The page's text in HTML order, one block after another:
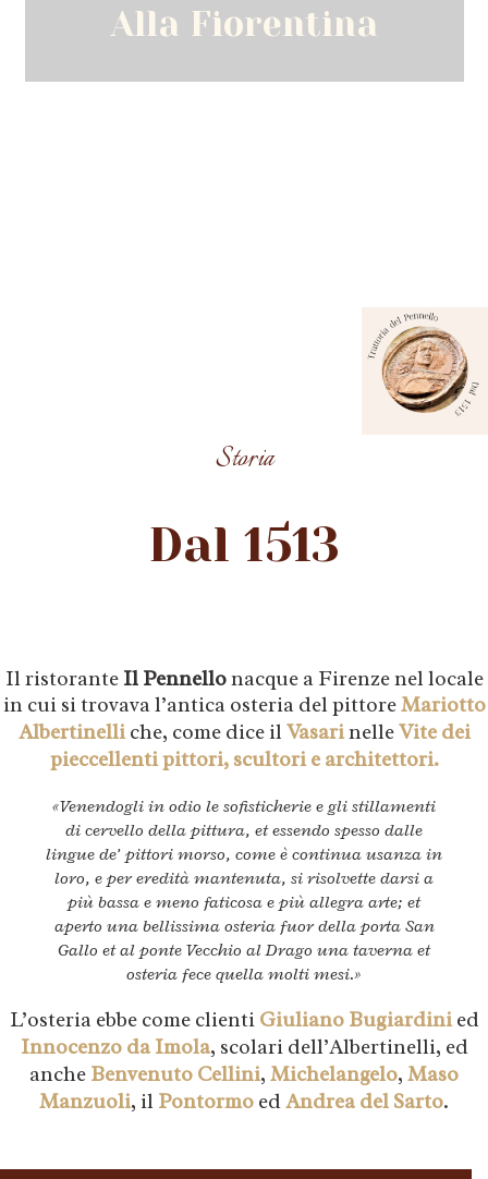
Alla Fiorentina
Storia
Dal 1513
Il ristorante Il Pennellonacque a Firenze nel locale
in cui si trovava l’antica osteria del pittoreMariotto
Albertinelliche, come dice il VasarinelleVite dei
pieccellenti pittori, scultori e architettori.
«Venendogli in odio le sofisticherie e gli stillamenti
di cervello della pittura, et essendo spesso dalle
lingue de’ pittori morso, come è continua usanza in
loro, e per eredità mantenuta, si risolvette darsi a
più bassa e meno faticosa e più allegra arte; et
aperto una bellissima osteria fuor della porta San
Gallo et al ponte Vecchio al Drago una taverna et
osteria fece quella molti mesi.»
L’osteria ebbe come clienti Giuliano Bugiardinied
Innocenzo da Imola, scolari dell’Albertinelli, ed
anche Benvenuto Cellini, Michelangelo, Maso
Manzuoli, il Pontormo edAndrea del Sarto.